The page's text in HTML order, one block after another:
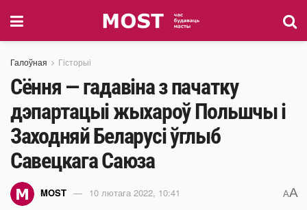
Галоўная Гісторыі
Сёння — гадавіна з пачатку
дэпартацыі жыхароў Польшчы і
Заходняй Беларусі ўглыб
Савецкага Саюза
MOST 10 лютага 2022, 10:41 AA